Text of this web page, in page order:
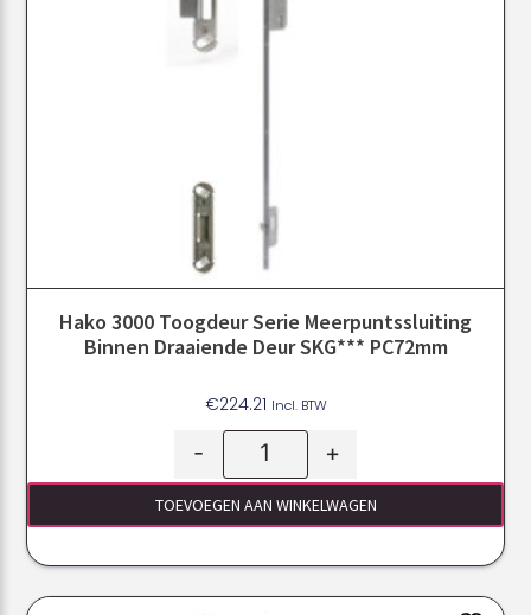
Hako 3000 Toogdeur Serie Meerpuntssluiting
Binnen Draaiende Deur SKG*** PC72mm
€224.21 Incl. BTW
- +
TOEVOEGEN AAN WINKELWAGEN